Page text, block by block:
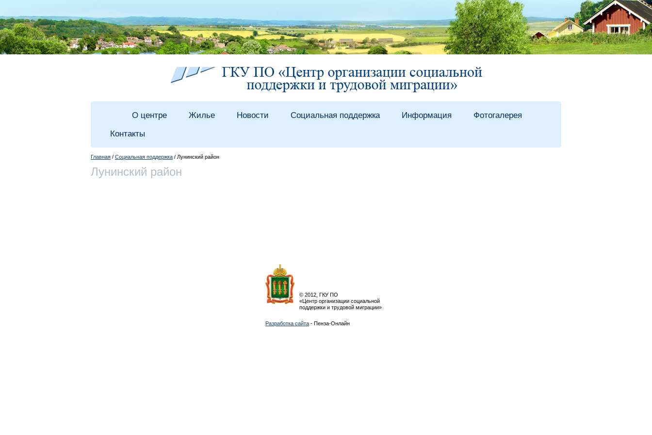
О центре Жилье Новости Социальная поддержка Информация
Фотогалерея
Контакты
Главная / Социальная поддержка / Лунинский район
Лунинский район
© 2012, ГКУ ПО
«Центр организации социальной
поддержки и трудовой миграции»
Разработка сайта - Пенза-Онлайн